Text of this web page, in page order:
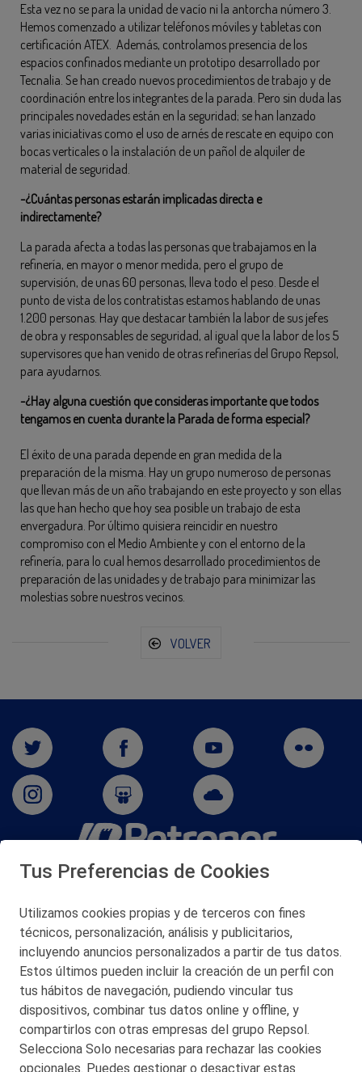
Esta vez no se para la unidad de vacío ni la antorcha número 3.
Hemos comenzado a utilizar teléfonos móviles y tabletas con
certificación ATEX. Además, controlamos presencia de los
espacios confinados mediante un prototipo desarrollado por
Tecnalia. Se han creado nuevos procedimientos de trabajo y de
coordinación entre los integrantes de la parada. Pero sin duda las
principales novedades están en la seguridad; se han lanzado
varias iniciativas como el uso de arnés de rescate en equipo con
bocas verticales o la instalación de un pañol de alquiler de
material de seguridad.
-¿Cuántas personas estarán implicadas directa e
indirectamente?
La parada afecta a todas las personas que trabajamos en la
refinería, en mayor o menor medida, pero el grupo de
supervisión, de unas 60 personas, lleva todo el peso. Desde el
punto de vista de los contratistas estamos hablando de unas
1.200 personas. Hay que destacar también la labor de sus jefes
de obra y responsables de seguridad, al igual que la labor de los 5
supervisores que han venido de otras refinerías del Grupo Repsol,
para ayudarnos.
-¿Hay alguna cuestión que consideras importante que todos
tengamos en cuenta durante la Parada de forma especial?
El éxito de una parada depende en gran medida de la
preparación de la misma. Hay un grupo numeroso de personas
que llevan más de un año trabajando en este proyecto y son ellas
las que han hecho que hoy sea posible un trabajo de esta
envergadura. Por último quisiera reincidir en nuestro
compromiso con el Medio Ambiente y con el entorno de la
refinería, para lo cual hemos desarrollado procedimientos de
preparación de las unidades y de trabajo para minimizar las
molestias sobre nuestros vecinos.
VOLVER
San Martín 5-Edificio Muñatones,
© 2026 Petronor S.A.
CONTACTO
MAPA WEB
Tus Preferencias de Cookies
Utilizamos cookies propias y de terceros con fines
técnicos, personalización, análisis y publicitarios,
incluyendo anuncios personalizados a partir de tus datos.
Estos últimos pueden incluir la creación de un perfil con
tus hábitos de navegación, pudiendo vincular tus
dispositivos, combinar tus datos online y offline, y
compartirlos con otras empresas del grupo Repsol.
Selecciona Solo necesarias para rechazar las cookies
opcionales. Puedes gestionar o desactivar estas